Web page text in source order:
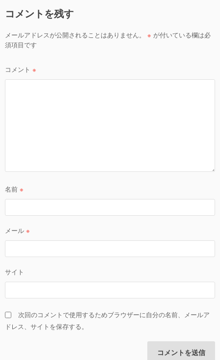
ー
シ
ョ
ン
コメントを残す
メールアドレスが公開されることはありません。 ※ が付いている欄は必
須項目です
コメント ※
名前 ※
メール ※
サイト
次回のコメントで使用するためブラウザーに自分の名前、メールア
ドレス、サイトを保存する。